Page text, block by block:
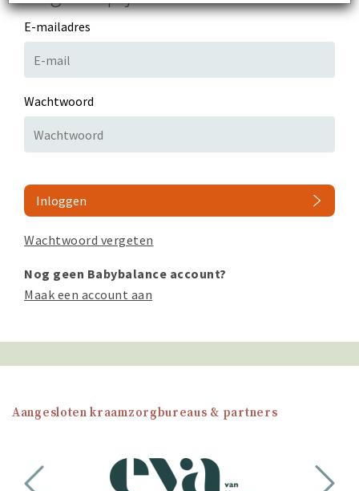
E-mailadres
Wachtwoord
Inloggen
Wachtwoord vergeten
Nog geen Babybalance account?
Maak een account aan
Aangesloten kraamzorgbureaus & partners